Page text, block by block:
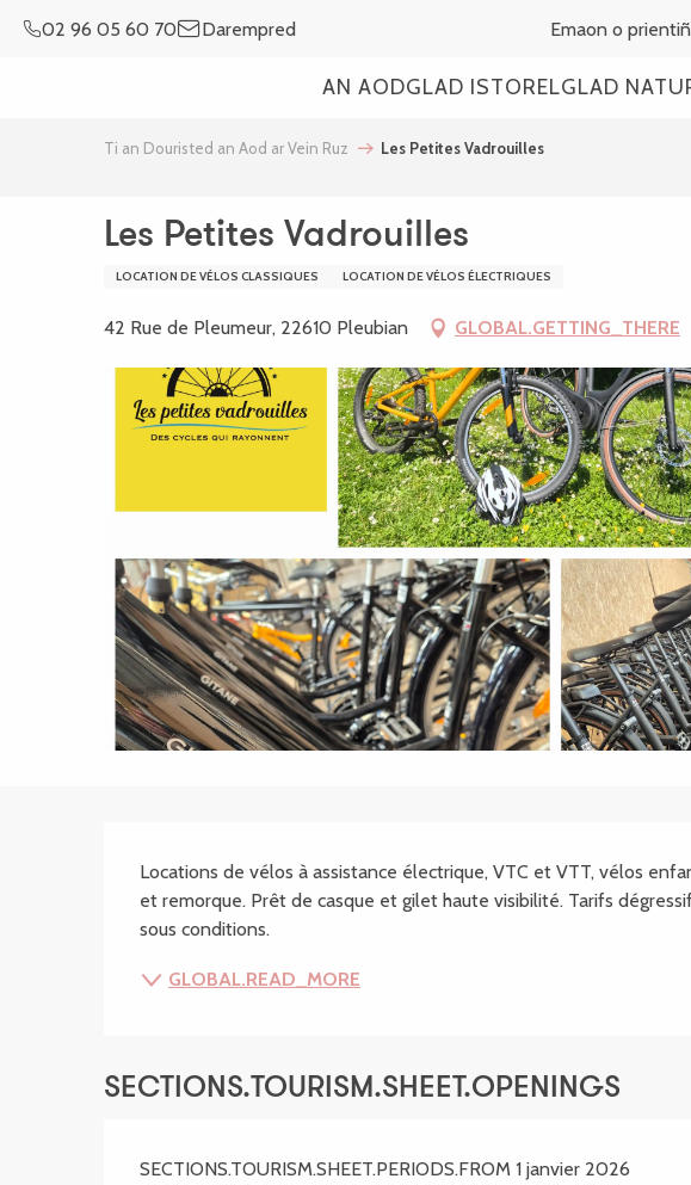
02 96 05 60 70 Darempred Emaon o
AN AODGLAD ISTORELGLAD
Ti an Douristed an Aod ar Vein Ruz Les Petites Vadrouilles
Les Petites Vadrouilles
LOCATION DE VÉLOS CLASSIQUES LOCATION DE VÉLOS ÉLECTRIQUES
42 Rue de Pleumeur, 22610 Pleubian GLOBAL.GETTING_THERE
Locations de vélos à assistance électrique, VTC et VTT, vélos
et remorque. Prêt de casque et gilet haute visibilité. Tarifs
sous conditions.
GLOBAL.READ_MORE
SECTIONS.TOURISM.SHEET.OPENINGS
SECTIONS.TOURISM.SHEET.PERIODS.FROM 1 janvier 2026